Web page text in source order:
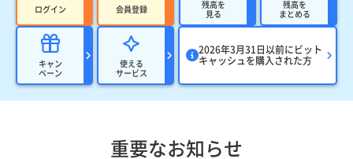
ログイン 会員登録
残高を
見る
残高を
まとめる
キャン
ペーン
使える
サービス
2026年3月31日以前にビット
キャッシュを購入された方
重要なお知らせ